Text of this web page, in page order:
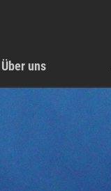
Über uns